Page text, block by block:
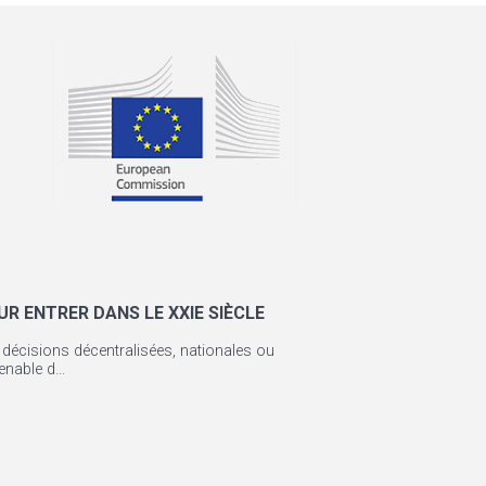
ENTRER DANS LE XXIE SIÈCLE
décentralisées, nationales ou
d...